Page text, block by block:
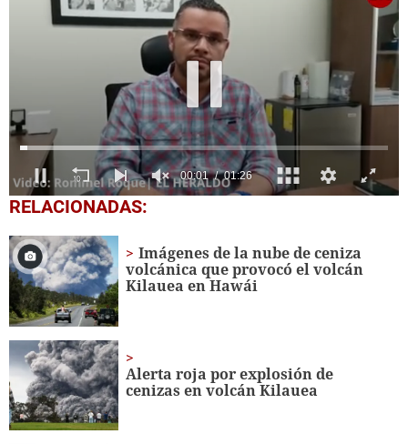
0
seconds
1
minute,
26
seconds
RELACIONADAS:
Imágenes de la nube de ceniza
volcánica que provocó el volcán
Kilauea en Hawái
Alerta roja por explosión de
cenizas en volcán Kilauea